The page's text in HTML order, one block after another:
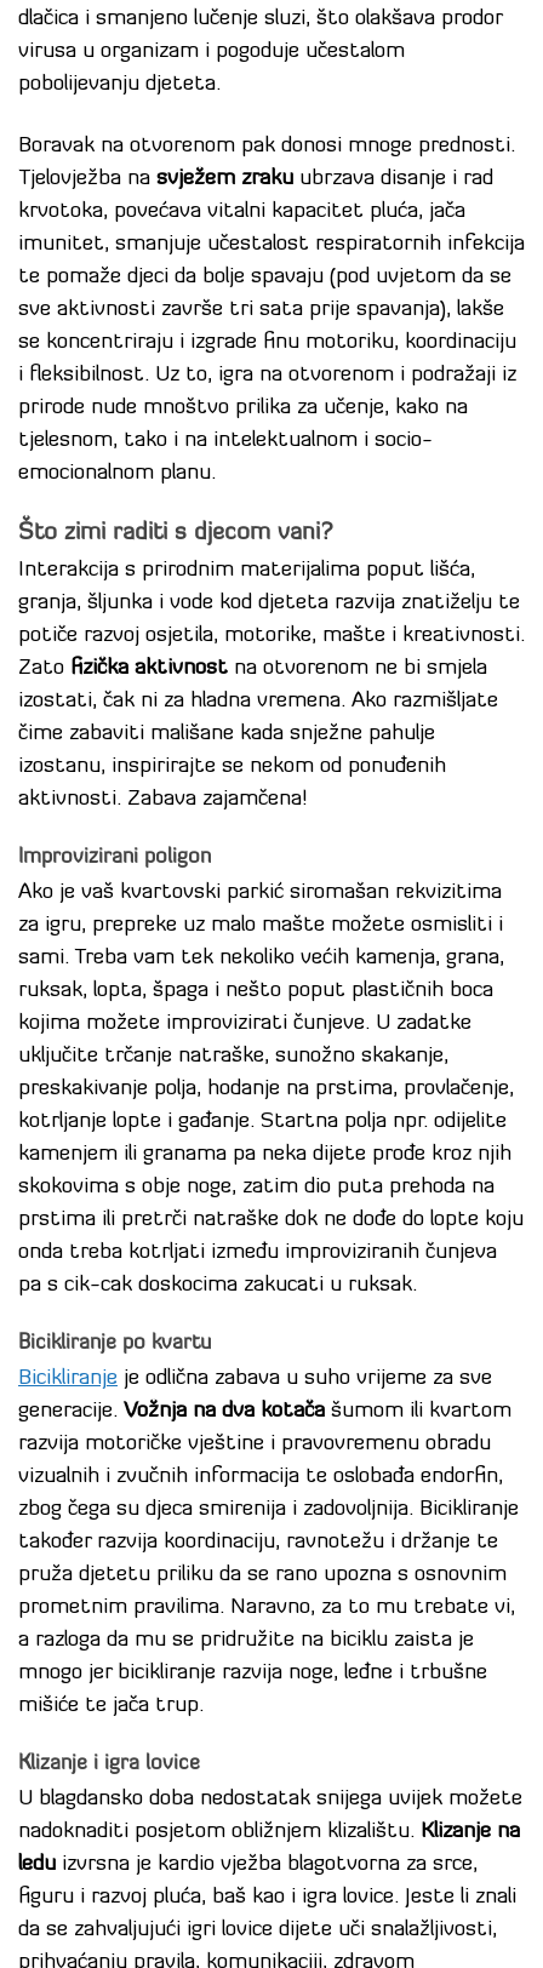
dlačica i smanjeno lučenje sluzi, što olakšava prodor
virusa u organizam i pogoduje učestalom
pobolijevanju djeteta.
Boravak na otvorenom pak donosi mnoge prednosti.
Tjelovježba na svježem zraku ubrzava disanje i rad
krvotoka, povećava vitalni kapacitet pluća, jača
imunitet, smanjuje učestalost respiratornih infekcija
te pomaže djeci da bolje spavaju (pod uvjetom da se
sve aktivnosti završe tri sata prije spavanja), lakše
se koncentriraju i izgrade finu motoriku, koordinaciju
i fleksibilnost. Uz to, igra na otvorenom i podražaji iz
prirode nude mnoštvo prilika za učenje, kako na
tjelesnom, tako i na intelektualnom i socio-
emocionalnom planu.
Što zimi raditi s djecom vani?
Interakcija s prirodnim materijalima poput lišća,
granja, šljunka i vode kod djeteta razvija znatiželju te
potiče razvoj osjetila, motorike, mašte i kreativnosti.
Zato fizička aktivnost na otvorenom ne bi smjela
izostati, čak ni za hladna vremena. Ako razmišljate
čime zabaviti mališane kada snježne pahulje
izostanu, inspirirajte se nekom od ponuđenih
aktivnosti. Zabava zajamčena!
Improvizirani poligon
Ako je vaš kvartovski parkić siromašan rekvizitima
za igru, prepreke uz malo mašte možete osmisliti i
sami. Treba vam tek nekoliko većih kamenja, grana,
ruksak, lopta, špaga i nešto poput plastičnih boca
kojima možete improvizirati čunjeve. U zadatke
uključite trčanje natraške, sunožno skakanje,
preskakivanje polja, hodanje na prstima, provlačenje,
kotrljanje lopte i gađanje. Startna polja npr. odijelite
kamenjem ili granama pa neka dijete prođe kroz njih
skokovima s obje noge, zatim dio puta prehoda na
prstima ili pretrči natraške dok ne dođe do lopte koju
onda treba kotrljati između improviziranih čunjeva
pa s cik-cak doskocima zakucati u ruksak.
Bicikliranje po kvartu
Bicikliranje je odlična zabava u suho vrijeme za sve
generacije. Vožnja na dva kotača šumom ili kvartom
razvija motoričke vještine i pravovremenu obradu
vizualnih i zvučnih informacija te oslobađa endorfin,
zbog čega su djeca smirenija i zadovoljnija. Bicikliranje
također razvija koordinaciju, ravnotežu i držanje te
pruža djetetu priliku da se rano upozna s osnovnim
prometnim pravilima. Naravno, za to mu trebate vi,
a razloga da mu se pridružite na biciklu zaista je
mnogo jer bicikliranje razvija noge, leđne i trbušne
mišiće te jača trup.
Klizanje i igra lovice
U blagdansko doba nedostatak snijega uvijek možete
nadoknaditi posjetom obližnjem klizalištu. Klizanje na
ledu izvrsna je kardio vježba blagotvorna za srce,
figuru i razvoj pluća, baš kao i igra lovice. Jeste li znali
da se zahvaljujući igri lovice dijete uči snalažljivosti,
prihvaćanju pravila, komunikaciji, zdravom